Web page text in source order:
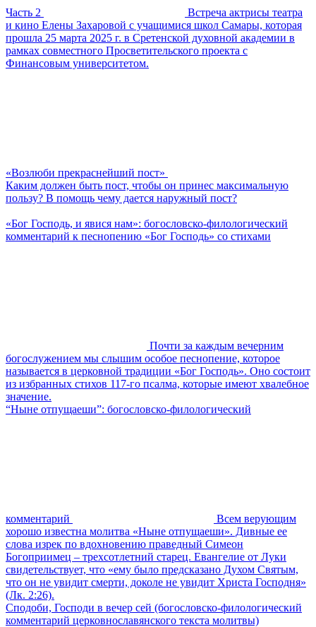
Часть 2
Встреча актрисы театра
и кино Елены Захаровой с учащимися школ Самары, которая
прошла 25 марта 2025 г. в Сретенской духовной академии в
рамках совместного Просветительского проекта с
Финансовым университетом.
«Возлюби прекраснейший пост»
Каким должен быть пост, чтобы он принес максимальную
пользу? В помощь чему дается наружный пост?
«Бог Господь, и явися нам»: богословско-филологический
комментарий к песнопению «Бог Господь» со стихами
Почти за каждым вечерним
богослужением мы слышим особое песнопение, которое
называется в церковной традиции «Бог Господь». Оно состоит
из избранных стихов 117-го псалма, которые имеют хвалебное
значение.
“Ныне отпущаеши”: богословско-филологический
комментарий
Всем верующим
хорошо известна молитва «Ныне отпущаеши». Дивные ее
слова изрек по вдохновению праведный Симеон
Богоприимец – трехсотлетний старец. Евангелие от Луки
свидетельствует, что «ему было предсказано Духом Святым,
что он не увидит смерти, доколе не увидит Христа Господня»
(Лк. 2:26).
Сподоби, Господи в вечер сей (богословско-филологический
комментарий церковнославянского текста молитвы)